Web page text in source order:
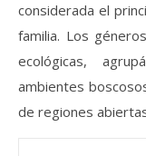
considerada el
familia. Los
ecológicas,
ambientes
de regiones